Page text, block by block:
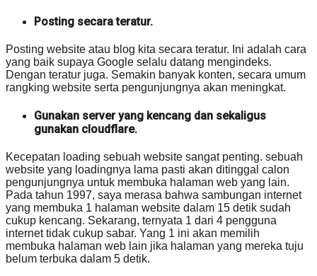
Posting secara teratur.
Posting website atau blog kita secara teratur. Ini adalah cara
yang baik supaya Google selalu datang mengindeks.
Dengan teratur juga. Semakin banyak konten, secara umum
rangking website serta pengunjungnya akan meningkat.
Gunakan server yang kencang dan sekaligus
gunakan cloudflare.
Kecepatan loading sebuah website sangat penting. sebuah
website yang loadingnya lama pasti akan ditinggal calon
pengunjungnya untuk membuka halaman web yang lain.
Pada tahun 1997, saya merasa bahwa sambungan internet
yang membuka 1 halaman website dalam 15 detik sudah
cukup kencang. Sekarang, ternyata 1 dari 4 pengguna
internet tidak cukup sabar. Yang 1 ini akan memilih
membuka halaman web lain jika halaman yang mereka tuju
belum terbuka dalam 5 detik.